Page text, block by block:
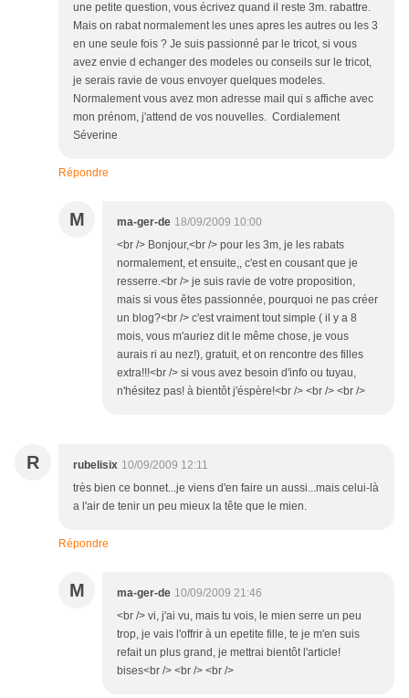
une petite question, vous écrivez quand il reste 3m. rabattre.
Mais on rabat normalement les unes apres les autres ou les 3
en une seule fois ? Je suis passionné par le tricot, si vous
avez envie d echanger des modeles ou conseils sur le tricot,
je serais ravie de vous envoyer quelques modeles.
Normalement vous avez mon adresse mail qui s affiche avec
mon prénom, j'attend de vos nouvelles. Cordialement
Séverine
Répondre
M ma-ger-de 18/09/2009 10:00
<br /> Bonjour,<br /> pour les 3m, je les rabats
normalement, et ensuite,, c'est en cousant que je
resserre.<br /> je suis ravie de votre proposition,
mais si vous êtes passionnée, pourquoi ne pas créer
un blog?<br /> c'est vraiment tout simple ( il y a 8
mois, vous m'auriez dit le même chose, je vous
aurais ri au nez!), gratuit, et on rencontre des filles
extra!!!<br /> si vous avez besoin d'info ou tuyau,
n'hésitez pas! à bientôt j'éspère!<br /> <br /> <br />
R rubelisix 10/09/2009 12:11
très bien ce bonnet...je viens d'en faire un aussi...mais celui-là
a l'air de tenir un peu mieux la tête que le mien.
Répondre
M ma-ger-de 10/09/2009 21:46
<br /> vi, j'ai vu, mais tu vois, le mien serre un peu
trop, je vais l'offrir à un epetite fille, te je m'en suis
refait un plus grand, je mettrai bientôt l'article!
bises<br /> <br /> <br />